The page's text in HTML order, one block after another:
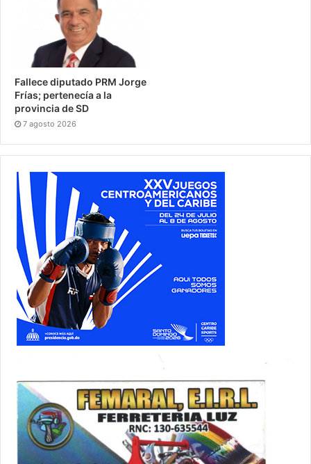
Fallece diputado PRM Jorge
Frías; pertenecía a la
provincia de SD
7 agosto 2026